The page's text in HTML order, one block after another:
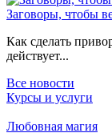
Заговоры, чтобы
Как сделать
действует...
Все новости
Курсы и услуги
Любовная магия